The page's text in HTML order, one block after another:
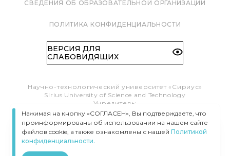
СВЕДЕНИЯ ОБ ОБРАЗОВАТЕЛЬНОЙ ОРГАНИЗАЦИИ
ПОЛИТИКА КОНФИДЕНЦИАЛЬНОСТИ
ВЕРСИЯ ДЛЯ
СЛАБОВИДЯЩИХ
Научно-технологический университет «Сириус»
Sirius University of Science and Technology
Учредитель:
Образовательный Фонд «Талант и успех»
Федеральная территория «Сириус»,
Олимпийский пр-т, 1
Тел.:8 (800) 100 41 55
info@siriusuniversity.ru
Нажимая на кнопку «СОГЛАСЕН», Вы подтверждаете, что
проинформированы об использовании на нашем сайте
файлов cookie, а также ознакомлены с нашей Политикой
конфиденциальности.